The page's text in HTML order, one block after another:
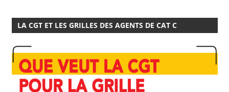
LA CGT ET LES GRILLES DES AGENTS DE CAT C